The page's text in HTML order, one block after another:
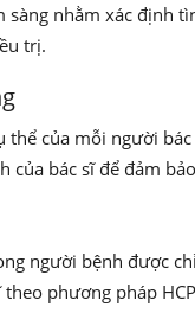
sàng nhằm xác định
trị.
của mỗi người
của bác sĩ để đảm
người bệnh được
phương pháp